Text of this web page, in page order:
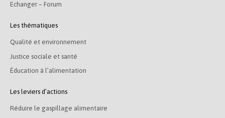
Echanger – Forum
Les thématiques
Qualité et environnement
Justice sociale et santé
Éducation à l’alimentation
Les leviers d’actions
Réduire le gaspillage alimentaire